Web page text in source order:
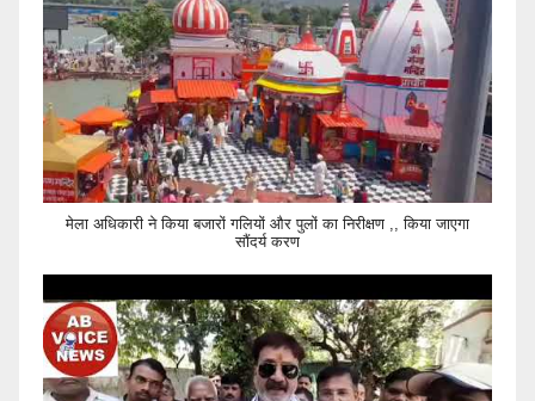
मेला अधिकारी ने किया बजारों गलियों और पुलों का निरीक्षण ,, किया जाएगा
सौंदर्य करण